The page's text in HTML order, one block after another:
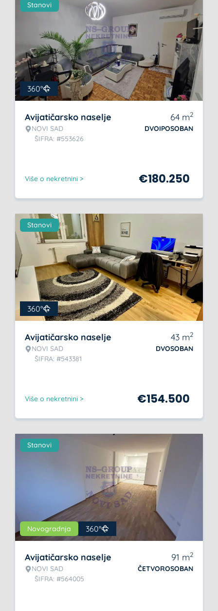
Stanovi
360°
Avijatičarsko naselje
NOVI SAD
ŠIFRA: #553626
64 m2
DVOIPOSOBAN
Više o nekretnini > €180.250
Stanovi
360°
Avijatičarsko naselje
NOVI SAD
ŠIFRA: #543381
43 m2
DVOSOBAN
Više o nekretnini > €154.500
Stanovi
Novogradnja 360°
Avijatičarsko naselje
NOVI SAD
ŠIFRA: #564005
91 m2
ČETVOROSOBAN